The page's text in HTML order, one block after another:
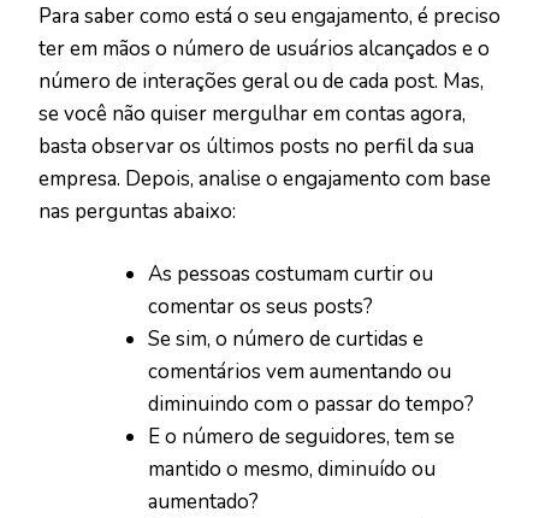
Para saber como está o seu engajamento, é preciso
ter em mãos o número de usuários alcançados e o
número de interações geral ou de cada post. Mas,
se você não quiser mergulhar em contas agora,
basta observar os últimos posts no perfil da sua
empresa. Depois, analise o engajamento com base
nas perguntas abaixo:
As pessoas costumam curtir ou
comentar os seus posts?
Se sim, o número de curtidas e
comentários vem aumentando ou
diminuindo com o passar do tempo?
E o número de seguidores, tem se
mantido o mesmo, diminuído ou
aumentado?